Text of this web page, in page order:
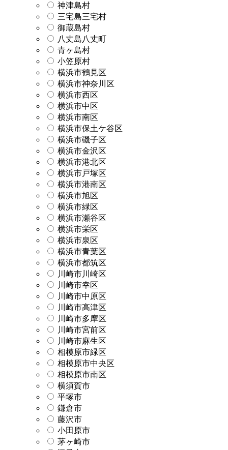
神津島村
三宅島三宅村
御蔵島村
八丈島八丈町
青ヶ島村
小笠原村
横浜市鶴見区
横浜市神奈川区
横浜市西区
横浜市中区
横浜市南区
横浜市保土ケ谷区
横浜市磯子区
横浜市金沢区
横浜市港北区
横浜市戸塚区
横浜市港南区
横浜市旭区
横浜市緑区
横浜市瀬谷区
横浜市栄区
横浜市泉区
横浜市青葉区
横浜市都筑区
川崎市川崎区
川崎市幸区
川崎市中原区
川崎市高津区
川崎市多摩区
川崎市宮前区
川崎市麻生区
相模原市緑区
相模原市中央区
相模原市南区
横須賀市
平塚市
鎌倉市
藤沢市
小田原市
茅ヶ崎市